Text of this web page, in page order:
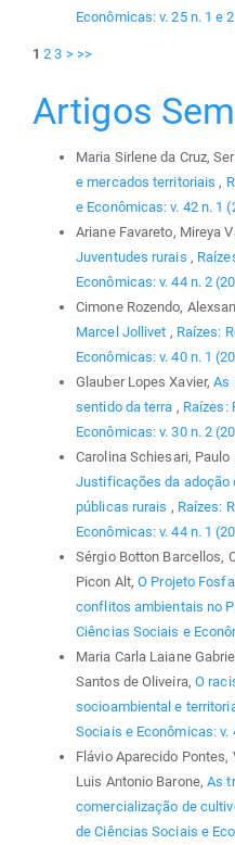
Econômicas: v. 25 n. 1 e
1 2 3 > >>
Artigos
Maria Sirlene da Cruz,
e mercados territoriais ,
e Econômicas: v. 42 n. 1
Ariane Favareto, Mireya
Juventudes rurais ,
Econômicas: v. 44 n. 2
Cimone Rozendo,
Marcel Jollivet , Raízes:
Econômicas: v. 40 n. 1
Glauber Lopes Xavier,As
sentido da terra , Raízes:
Econômicas: v. 30 n. 2
Carolina Schiesari, Paulo
Justificações da adoção
públicas rurais , Raízes:
Econômicas: v. 44 n. 1
Sérgio Botton Barcellos,
Picon Alt,O Projeto
conflitos ambientais no
Ciências Sociais e
Maria Carla Laiane
Santos de Oliveira, O
socioambiental e
Sociais e Econômicas: v.
Flávio Aparecido Pontes,
Luis Antonio Barone,As
comercialização de
de Ciências Sociais e